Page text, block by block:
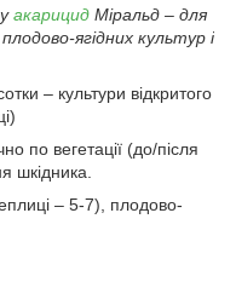
акарицид Міральд – для
ягідних культур і
– культури відкритого
по вегетації (до/після
шкідника.
– 5-7), плодово-